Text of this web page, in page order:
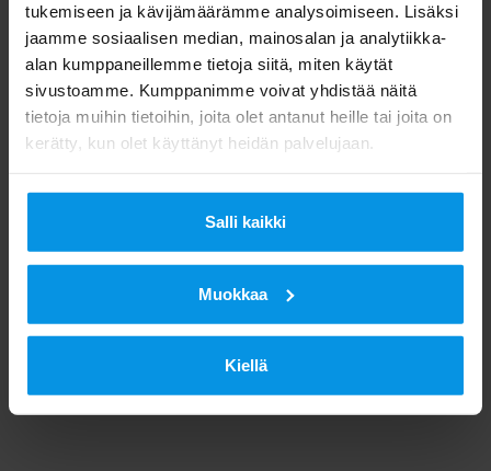
tukemiseen ja kävijämäärämme analysoimiseen. Lisäksi
jaamme sosiaalisen median, mainosalan ja analytiikka-
alan kumppaneillemme tietoja siitä, miten käytät
sivustoamme. Kumppanimme voivat yhdistää näitä
tietoja muihin tietoihin, joita olet antanut heille tai joita on
kerätty, kun olet käyttänyt heidän palvelujaan.
Salli kaikki
Muokkaa
Kiellä